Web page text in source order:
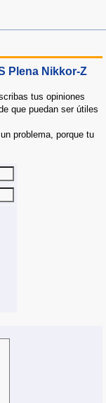
Plena Nikkor-Z
tus opiniones
que puedan ser útiles
problema, porque tu